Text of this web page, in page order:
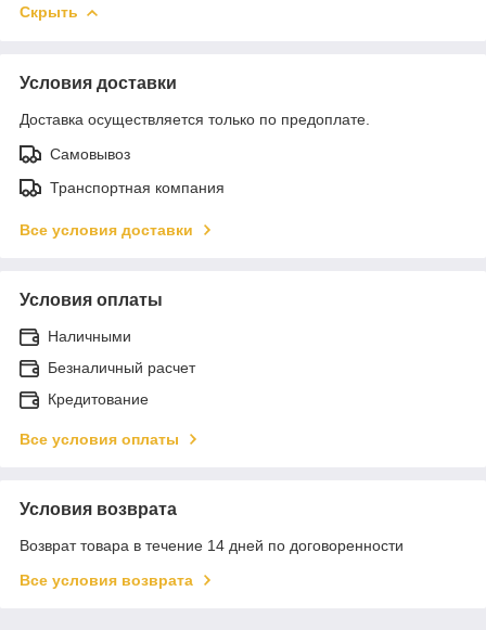
Скрыть
Условия доставки
Доставка осуществляется только по предоплате.
Самовывоз
Транспортная компания
Все условия доставки
Условия оплаты
Наличными
Безналичный расчет
Кредитование
Все условия оплаты
Условия возврата
Возврат товара в течение 14 дней по договоренности
Все условия возврата